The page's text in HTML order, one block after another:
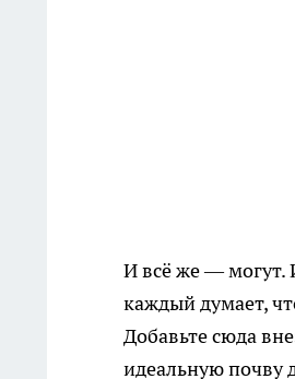
И всё же — могут.
каждый думает,
Добавьте сюда
идеальную почву